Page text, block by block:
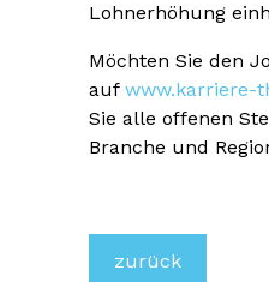
Lohnerhöhung
Möchten Sie den
auf www.karriere-
Sie alle offenen
Branche und
zurück